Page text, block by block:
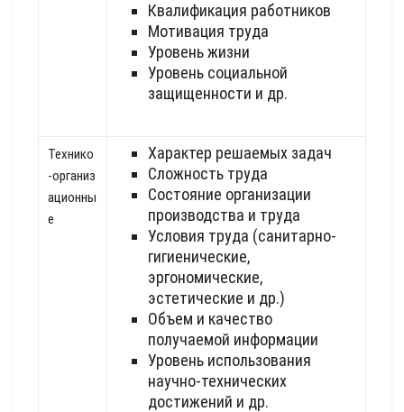
Квалификация работников
Мотивация труда
Уровень жизни
Уровень социальной
защищенности и др.
Технико
-организ
ационны
е
Характер решаемых задач
Сложность труда
Состояние организации
производства и труда
Условия труда (санитарно-
гигиенические,
эргономические,
эстетические и др.)
Объем и качество
получаемой информации
Уровень использования
научно-технических
достижений и др.